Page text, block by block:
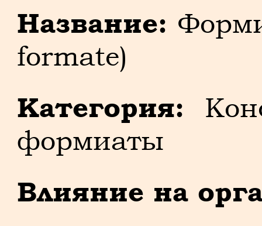
Название:
formate)
Категория:
формиаты
Влияние на